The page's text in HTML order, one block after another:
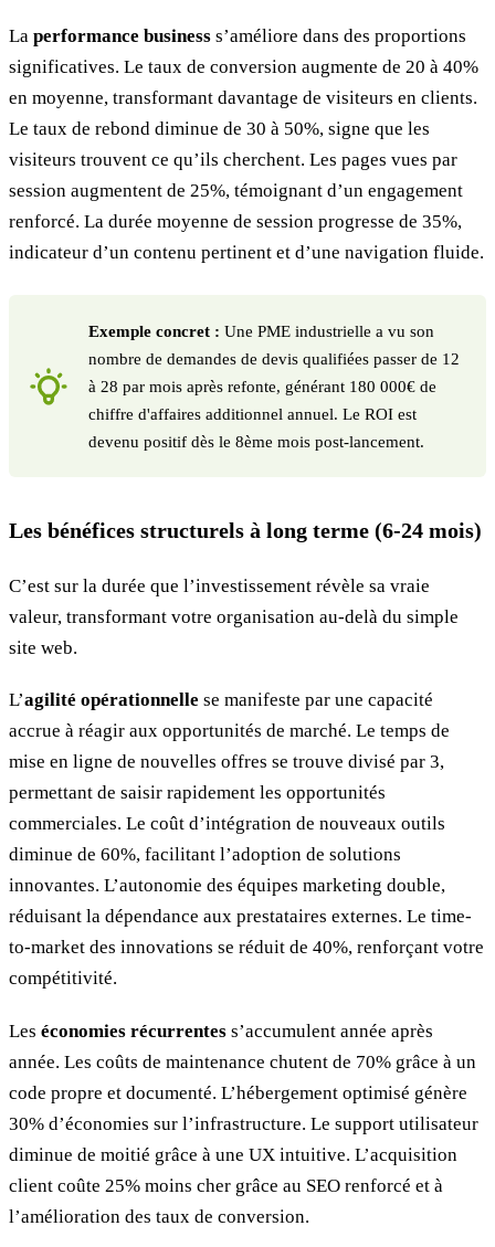
La performance business s’améliore dans des proportions
significatives. Le taux de conversion augmente de 20 à 40%
en moyenne, transformant davantage de visiteurs en clients.
Le taux de rebond diminue de 30 à 50%, signe que les
visiteurs trouvent ce qu’ils cherchent. Les pages vues par
session augmentent de 25%, témoignant d’un engagement
renforcé. La durée moyenne de session progresse de 35%,
indicateur d’un contenu pertinent et d’une navigation fluide.
Exemple concret : Une PME industrielle a vu son
nombre de demandes de devis qualifiées passer de 12
à 28 par mois après refonte, générant 180 000€ de
chiffre d'affaires additionnel annuel. Le ROI est
devenu positif dès le 8ème mois post-lancement.
Les bénéfices structurels à long terme (6-24 mois)
C’est sur la durée que l’investissement révèle sa vraie
valeur, transformant votre organisation au-delà du simple
site web.
L’agilité opérationnelle se manifeste par une capacité
accrue à réagir aux opportunités de marché. Le temps de
mise en ligne de nouvelles offres se trouve divisé par 3,
permettant de saisir rapidement les opportunités
commerciales. Le coût d’intégration de nouveaux outils
diminue de 60%, facilitant l’adoption de solutions
innovantes. L’autonomie des équipes marketing double,
réduisant la dépendance aux prestataires externes. Le time-
to-market des innovations se réduit de 40%, renforçant votre
compétitivité.
Les économies récurrentes s’accumulent année après
année. Les coûts de maintenance chutent de 70% grâce à un
code propre et documenté. L’hébergement optimisé génère
30% d’économies sur l’infrastructure. Le support utilisateur
diminue de moitié grâce à une UX intuitive. L’acquisition
client coûte 25% moins cher grâce au SEO renforcé et à
l’amélioration des taux de conversion.